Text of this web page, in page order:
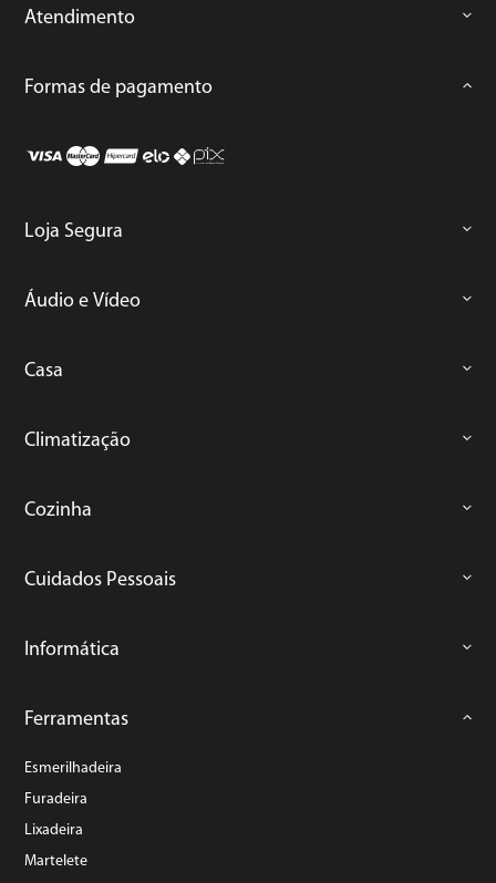
Atendimento
Formas de pagamento
Loja Segura
Áudio e Vídeo
Casa
Climatização
Cozinha
Cuidados Pessoais
Informática
Ferramentas
Esmerilhadeira
Furadeira
Lixadeira
Martelete